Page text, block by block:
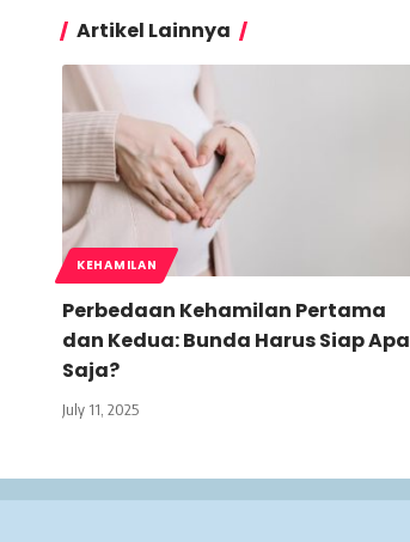
Artikel Lainnya
KEHAMILAN
Perbedaan Kehamilan Pertama
dan Kedua: Bunda Harus Siap Apa
Saja?
July 11, 2025